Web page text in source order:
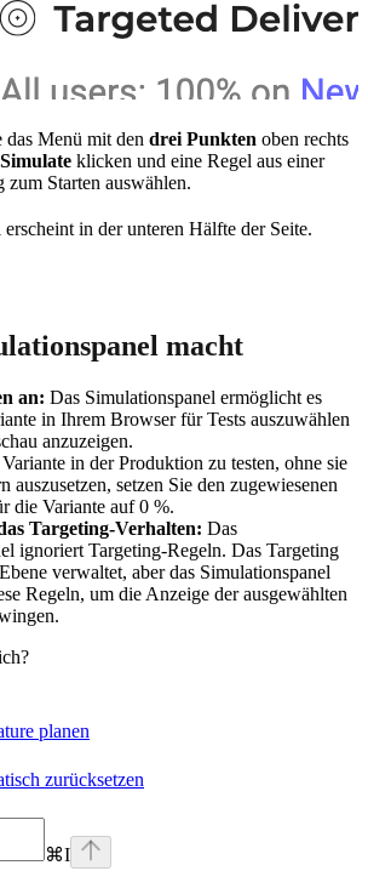
Menü mit den drei Punkten oben rechts
Simulate klicken und eine Regel aus einer
Starten auswählen.
in der unteren Hälfte der Seite.
macht
an: Das Simulationspanel ermöglicht es
in Ihrem Browser für Tests auszuwählen
anzuzeigen.
in der Produktion zu testen, ohne sie
auszusetzen, setzen Sie den zugewiesenen
die Variante auf 0 %.
Targeting-Verhalten: Das
ignoriert Targeting-Regeln. Das Targeting
verwaltet, aber das Simulationspanel
Regeln, um die Anzeige der ausgewählten
planen
zurücksetzen
⌘I